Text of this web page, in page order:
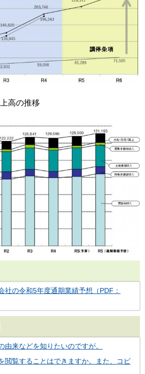
高の推移
社の令和5年度通期業績予想（PDF：
由来などを知りたいのですが。
閲覧することはできますか。また、コピ